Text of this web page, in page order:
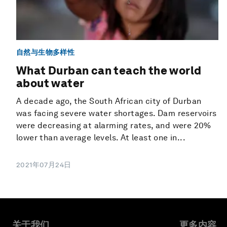
自然与生物多样性
What Durban can teach the world
about water
A decade ago, the South African city of Durban
was facing severe water shortages. Dam reservoirs
were decreasing at alarming rates, and were 20%
lower than average levels. At least one in...
2021年07月24日
关于我们 更多内容